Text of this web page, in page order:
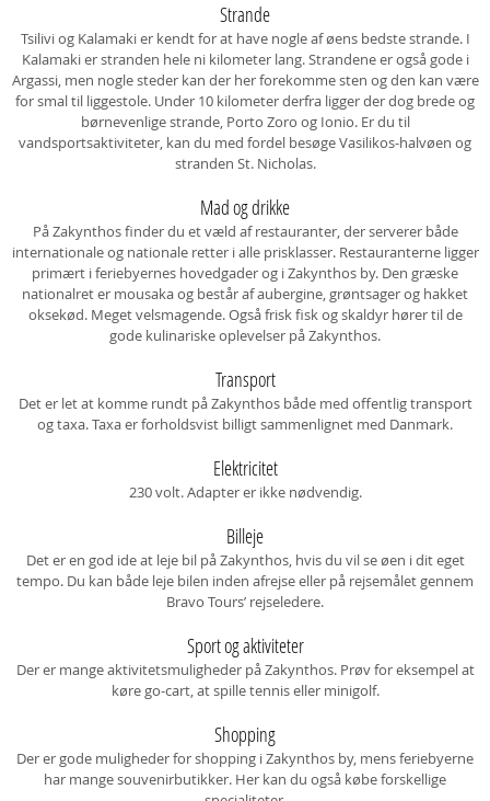
Strande
Tsilivi og Kalamaki er kendt for at have nogle af øens bedste strande. I
Kalamaki er stranden hele ni kilometer lang. Strandene er også gode i
Argassi, men nogle steder kan der her forekomme sten og den kan være
for smal til liggestole. Under 10 kilometer derfra ligger der dog brede og
børnevenlige strande, Porto Zoro og Ionio. Er du til
vandsportsaktiviteter, kan du med fordel besøge Vasilikos-halvøen og
stranden St. Nicholas.
Mad og drikke
På Zakynthos finder du et væld af restauranter, der serverer både
internationale og nationale retter i alle prisklasser. Restauranterne ligger
primært i feriebyernes hovedgader og i Zakynthos by. Den græske
nationalret er mousaka og består af aubergine, grøntsager og hakket
oksekød. Meget velsmagende. Også frisk fisk og skaldyr hører til de
gode kulinariske oplevelser på Zakynthos.
Transport
Det er let at komme rundt på Zakynthos både med offentlig transport
og taxa. Taxa er forholdsvist billigt sammenlignet med Danmark.
Elektricitet
230 volt. Adapter er ikke nødvendig.
Billeje
Det er en god ide at leje bil på Zakynthos, hvis du vil se øen i dit eget
tempo. Du kan både leje bilen inden afrejse eller på rejsemålet gennem
Bravo Tours’ rejseledere.
Sport og aktiviteter
Der er mange aktivitetsmuligheder på Zakynthos. Prøv for eksempel at
køre go-cart, at spille tennis eller minigolf.
Shopping
Der er gode muligheder for shopping i Zakynthos by, mens feriebyerne
har mange souvenirbutikker. Her kan du også købe forskellige